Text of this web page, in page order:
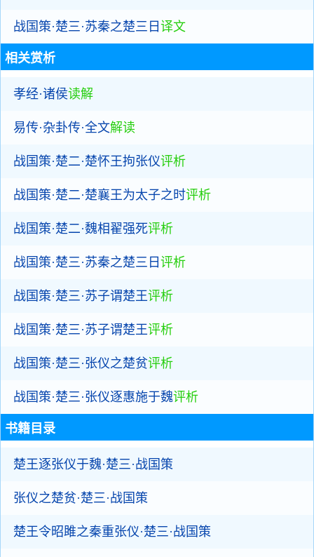
战国策·楚三·苏秦之楚三日 译文
相关赏析
孝经·诸侯读解
易传·杂卦传·全文解读
战国策·楚二·楚怀王拘张仪评析
战国策·楚二·楚襄王为太子之时评析
战国策·楚二·魏相翟强死评析
战国策·楚三·苏秦之楚三日 评析
战国策·楚三·苏子谓楚王评析
战国策·楚三·苏子谓楚王评析
战国策·楚三·张仪之楚贫评析
战国策·楚三·张仪逐惠施于魏评析
书籍目录
楚王逐张仪于魏·楚三·战国策
张仪之楚贫·楚三·战国策
楚王令昭雎之秦重张仪·楚三·战国策